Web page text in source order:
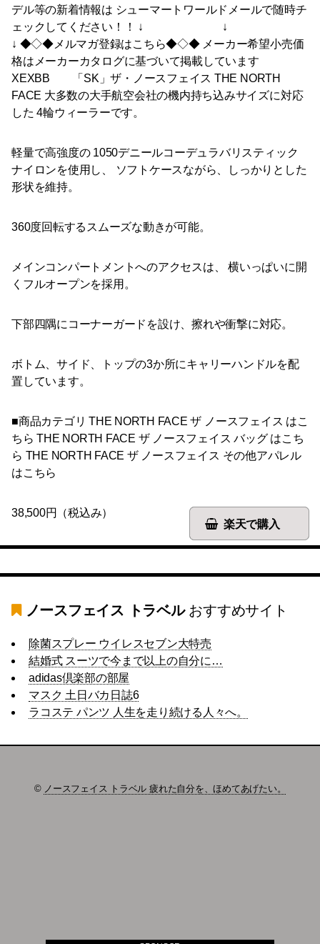
デル等の新着情報は シューマートワールドメールで随時チ
ェックしてください！！ ↓ ↓
↓ ◆◇◆メルマガ登録はこちら◆◇◆ メーカー希望小売価
格はメーカーカタログに基づいて掲載しています
XEXBB 「SK」ザ・ノースフェイス THE NORTH
FACE 大多数の大手航空会社の機内持ち込みサイズに対応
した 4輪ウィーラーです。
軽量で高強度の 1050デニールコーデュラバリスティック
ナイロンを使用し、 ソフトケースながら、しっかりとした
形状を維持。
360度回転するスムーズな動きが可能。
メインコンパートメントへのアクセスは、 横いっぱいに開
くフルオープンを採用。
下部四隅にコーナーガードを設け、擦れや衝撃に対応。
ボトム、サイド、トップの3か所にキャリーハンドルを配
置しています。
■商品カテゴリ THE NORTH FACE ザ ノースフェイス はこ
ちら THE NORTH FACE ザ ノースフェイス バッグ はこち
ら THE NORTH FACE ザ ノースフェイス その他アパレル
はこちら
楽天で購入
38,500円（税込み）
ノースフェイス トラベルおすすめサイト
除菌スプレー ウイレスセブン大特売
結婚式 スーツで今まで以上の自分に…
adidas倶楽部の部屋
マスク 土日バカ日誌6
ラコステ パンツ 人生を走り続ける人々へ。
© ノースフェイス トラベル 疲れた自分を、ほめてあげたい。